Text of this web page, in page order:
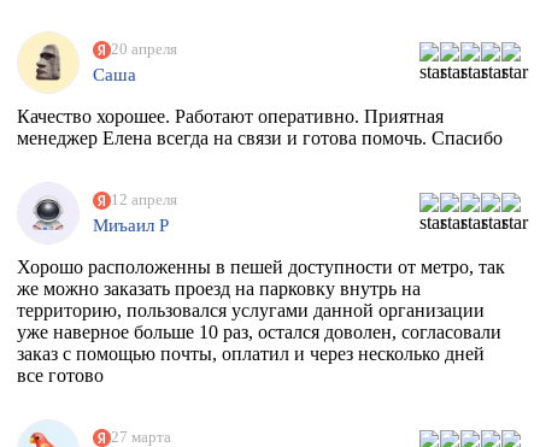
20 апреля
Саша
Качество хорошее. Работают оперативно. Приятная
менеджер Елена всегда на связи и готова помочь. Спасибо
12 апреля
Миъаил Р
Хорошо расположенны в пешей доступности от метро, так
же можно заказать проезд на парковку внутрь на
территорию, пользовался услугами данной организации
уже наверное больше 10 раз, остался доволен, согласовали
заказ с помощью почты, оплатил и через несколько дней
все готово
27 марта